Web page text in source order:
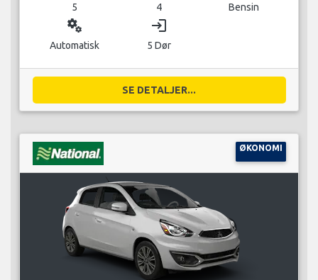
5 4 Bensin
miscellaneous_services
Automatisk
login
5 Dør
SE DETALJER...
ØKONOMI